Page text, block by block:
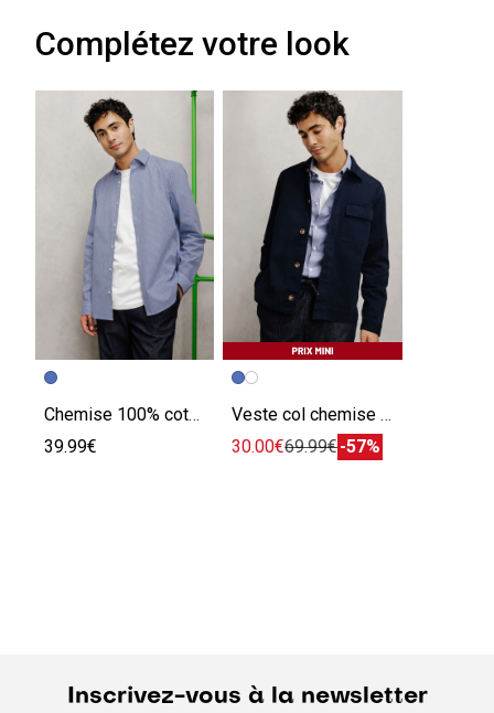
Complétez votre look
Chemise 100% coton slim à carreaux
39.99€
Veste col chemise boutonnée mi-saison
30.00€69.99€-57%
Inscrivez-vous à la newsletter